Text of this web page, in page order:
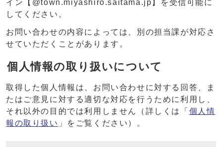
イン【@town.miyashiro.saitama.jp】を受信可能に
してください。
お問い合わせの内容によっては、別の担当課が対応さ
せていただくことがあります。
個人情報の取り扱いについて
取得した個人情報は、お問い合わせに対する回答、ま
たはご意見に対する適切な対応を行うために利用し、
それ以外の目的では利用しません（詳しくは「 個人情
報の取り扱い 」をご覧ください）。